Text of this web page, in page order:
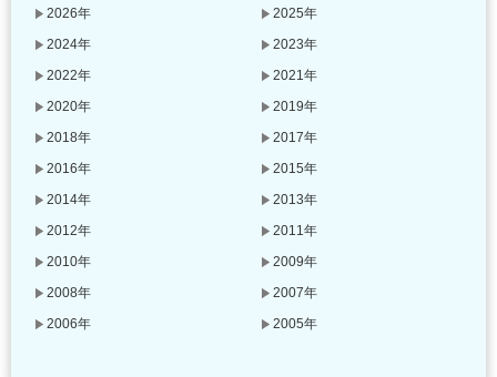
2026年
2025年
2024年
2023年
2022年
2021年
2020年
2019年
2018年
2017年
2016年
2015年
2014年
2013年
2012年
2011年
2010年
2009年
2008年
2007年
2006年
2005年